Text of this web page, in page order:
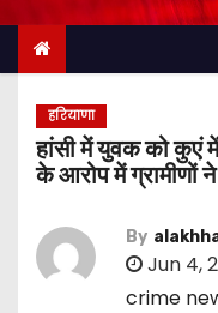
हरियाणा
हांसी में युवक को कुएं
के आरोप में ग्रामीणों ने
By
Jun 4,
crime